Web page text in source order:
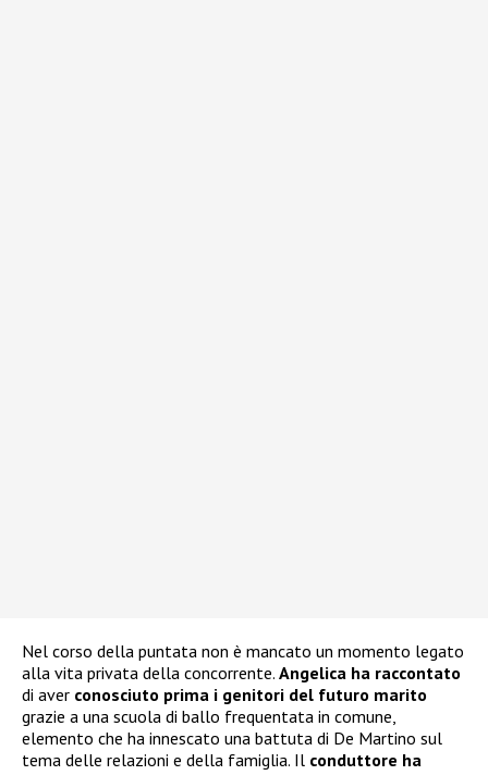
Nel corso della puntata non è mancato un momento legato
alla vita privata della concorrente. Angelica ha raccontato
di aver conosciuto prima i genitori del futuro marito
grazie a una scuola di ballo frequentata in comune,
elemento che ha innescato una battuta di De Martino sul
tema delle relazioni e della famiglia. Il conduttore ha